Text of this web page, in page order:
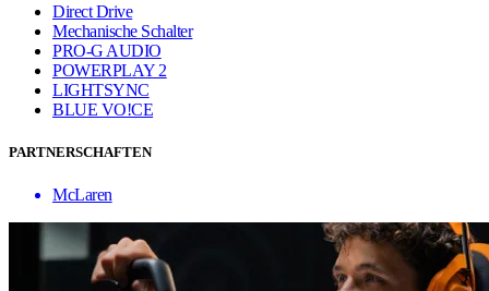
Direct Drive
Mechanische Schalter
PRO-G AUDIO
POWERPLAY 2
LIGHTSYNC
BLUE VO!CE
PARTNERSCHAFTEN
McLaren